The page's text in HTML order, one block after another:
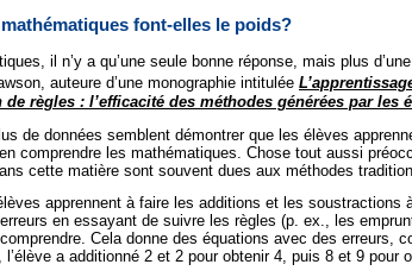
font-elles le poids?
il n’y a qu’une seule bonne réponse, mais plus
auteure d’une monographie intitulée
de règles : l’efficacité des méthodes générées par les
de données semblent démontrer que les élèves
comprendre les mathématiques. Chose tout aussi
cette matière sont souvent dues aux méthodes
apprennent à faire les additions et les soustractions
en essayant de suivre les règles (p. ex., les
Cela donne des équations avec des erreurs,
l’élève a additionné 2 et 2 pour obtenir 4, puis 8 et 9 pour